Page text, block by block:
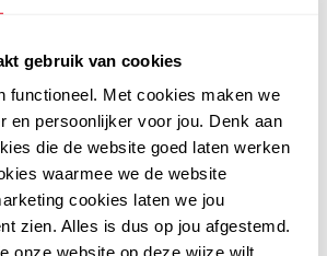
gebruik van cookies
functioneel. Met cookies maken we
en persoonlijker voor jou. Denk aan
die de website goed laten werken
waarmee we de website
cookies laten we jou
zien. Alles is dus op jou afgestemd.
onze website op deze wijze wilt